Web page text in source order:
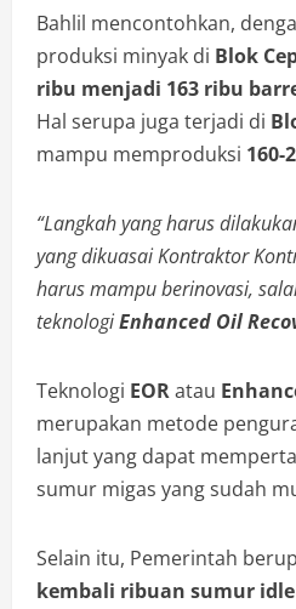
Bahlil mencontohkan,
produksi minyak di Blok
ribu menjadi 163 ribu
Hal serupa juga terjadi di
mampu memproduksi 160-
“Langkah yang harus
yang dikuasai Kontraktor
harus mampu berinovasi,
teknologiEnhanced Oil
Teknologi EORatau
merupakan metode
lanjut yang dapat
sumur migas yang sudah
Selain itu, Pemerintah
kembali ribuan sumur idle